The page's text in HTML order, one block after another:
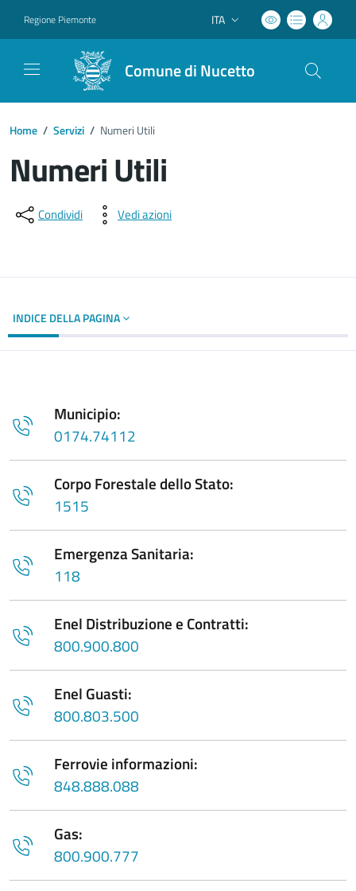
Regione Piemonte Lingua attiva:
ITA
Comune di Nucetto
Home / Servizi / Numeri Utili
Numeri Utili
Dettagli del documento
Condividi Vedi azioni
INDICE DELLA PAGINA
Municipio:
0174.74112
Corpo Forestale dello Stato:
1515
Emergenza Sanitaria:
118
Enel Distribuzione e Contratti:
800.900.800
Enel Guasti:
800.803.500
Ferrovie informazioni:
848.888.088
Gas:
800.900.777